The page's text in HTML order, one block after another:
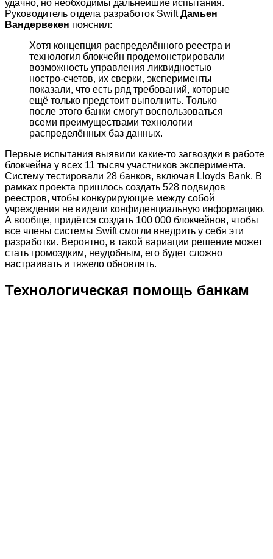
удачно, но необходимы дальнейшие испытания.
Руководитель отдела разработок SwiftДамьен
Вандервекен пояснил:
Хотя концепция распределённого реестра и
технология блокчейн продемонстрировали
возможность управления ликвидностью
ностро-счетов, их сверки, эксперименты
показали, что есть ряд требований, которые
ещё только предстоит выполнить. Только
после этого банки смогут воспользоваться
всеми преимуществами технологии
распределённых баз данных.
Первые испытания выявили какие-то загвоздки в работе
блокчейна у всех 11 тысяч участников эксперимента.
Систему тестировали 28 банков, включая Lloyds Bank. В
рамках проекта пришлось создать 528 подвидов
реестров, чтобы конкурирующие между собой
учреждения не видели конфиденциальную информацию.
А вообще, придётся создать 100 000 блокчейнов, чтобы
все члены системы Swift смогли внедрить у себя эти
разработки. Вероятно, в такой вариации решение может
стать громоздким, неудобным, его будет сложно
настраивать и тяжело обновлять.
Технологическая помощь банкам